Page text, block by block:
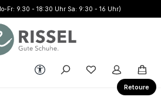
Fr: 9.30 - 18:30 Uhr Sa: 9:30 - 16 Uhr)
Retoure
Werkzeugleiste anzeigen
Du hast 0